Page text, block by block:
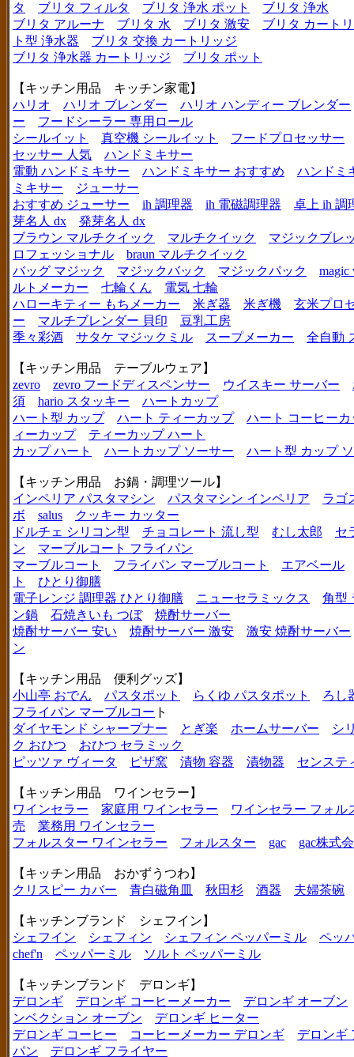
タ
ブリタ フィルタ ブリタ 浄水 ポット
ブリタ 浄水
ブリタ アルーナ
ブリタ 水 ブリタ 激安
ブリタ カート
ト型 浄水器
ブリタ 交換 カートリッジ
ブリタ 浄水器 カートリッジ
ブリタ ポット
【キッチン用品 キッチン家電】
ハリオ
ハリオ ブレンダー
ハリオ ハンディー ブレンダー
ー
フードシーラー 専用ロール
シールイット
真空機 シールイット
フードプロセッサー
セッサー 人気
ハンドミキサー
電動 ハンドミキサー
ハンドミキサー おすすめ
ハンドミ
ミキサー
ジューサー
おすすめ ジューサー
ih 調理器 ih 電磁調理器
卓上 ih 調
芽名人 dx
発芽名人 dx
ブラウン マルチクイック
マルチクイック
マジックブレ
ロフェッショナル
braun マルチクイック
バッグ マジック
マジックバック マジックパック
magic
ルトメーカー
七輪くん
電気 七輪
ハローキティー もちメーカー
米ぎ器 米ぎ機
玄米プロ
ー
マルチブレンダー 貝印
豆乳工房
季々彩酒
サタケ マジックミル スープメーカー 全自動
【キッチン用品 テーブルウェア】
zevro
zevro フードディスペンサー ウイスキー サーバー
須
hario スタッキー
ハートカップ
ハート型 カップ
ハート ティーカップ
ハート コーヒーカ
ィーカップ
ティーカップ ハート
カップ ハート
ハートカップ ソーサー ハート型 カップ
【キッチン用品 お鍋・調理ツール】
インペリア パスタマシン
パスタマシン インペリア
ラゴ
ボ
salus
クッキー カッター
ドルチェ シリコン型
チョコレート 流し型 むし太郎
セ
ン
マーブルコート フライパン
マーブルコート
フライパン マーブルコート
エアベール
ト
ひとり御膳
電子レンジ 調理器 ひとり御膳
ニューセラミックス
角型
ン鍋
石焼きいも つぼ
焼酎サーバー
焼酎サーバー 安い
焼酎サーバー 激安
激安 焼酎サーバー
ン
【キッチン用品 便利グッズ】
小山亭 おでん
パスタポット らくゆ パスタポット
ろし
フライパン マーブルコー ト
ダイヤモンド シャープナー
とぎ楽 ホームサーバー
シ
ク おひつ
おひつ セラミック
ピッツァ ヴィータ
ピザ窯 漬物 容器 漬物器 センステ
【キッチン用品 ワインセラー】
ワインセラー
家庭用 ワインセラー
ワインセラー フォル
売
業務用 ワインセラー
フォルスター ワインセラー
フォルスター gac gac株式
【キッチン用品 おかずうつわ】
クリスピー カバー
青白磁角皿 秋田杉 酒器 夫婦茶碗
【キッチンブランド シェフイン】
シェフイン
シェフィン シェフィン ペッパーミル
ペッ
chef'n
ペッパーミル ソルト ペッパーミル
【キッチンブランド デロンギ】
デロンギ
デロンギ コーヒーメーカー
デロンギ オーブン
ンベクション オーブン
デロンギ ヒーター
デロンギ コーヒー
コーヒーメーカー デロンギ
デロンギ
パン
デロンギ フライヤー